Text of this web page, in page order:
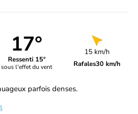
17°
Ressenti 15°
sous l'effet du vent
15 km/h
Rafales30 km/h
parfois denses.